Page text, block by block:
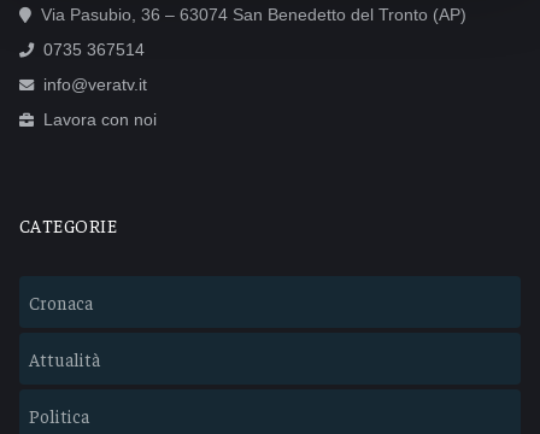
Via Pasubio, 36 – 63074 San Benedetto del Tronto (AP)
0735 367514
info@veratv.it
Lavora con noi
CATEGORIE
Cronaca
Attualità
Politica